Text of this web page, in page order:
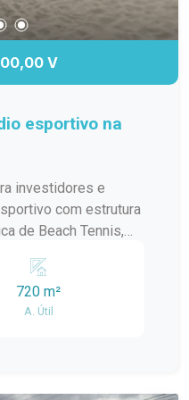
V
esportivo na
investidores e
com estrutura
de Beach Tennis,
sanitários
Amplo bar com
720 m²
A. Útil